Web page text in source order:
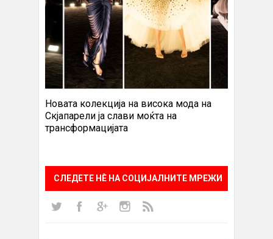
Новата колекција на висока мода на
Скјапарели ја слави моќта на
трансформацијата
СЛЕДЕТЕ НÈ НА СОЦИЈАЛНИТЕ МРЕЖИ